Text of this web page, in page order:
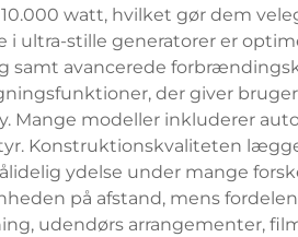
watt, hvilket gør dem
ultra-stille generatorer er
avancerede
der giver
Mange modeller inkluderer
Konstruktionskvaliteten
ydelse under mange
på afstand, mens
udendørs arrangementer,